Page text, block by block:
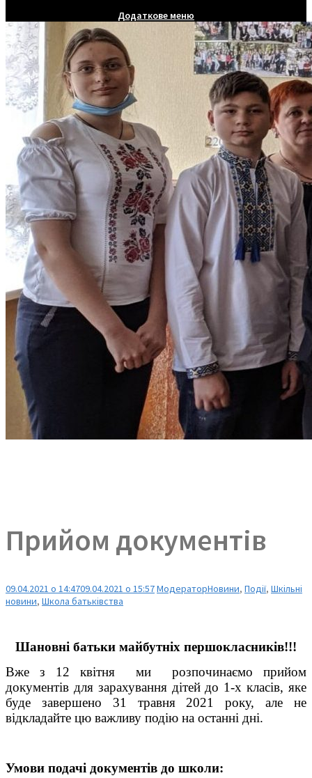
Додаткове меню
Прийом документів
09.04.2021 о 14:4709.04.2021 о 15:57МодераторНовини, Події, Шкільні
новини, Школа батьківства
Шановні батьки майбутніх першокласників!!!
Вже з 12 квітня ми розпочинаємо прийом
документів для зарахування дітей до 1-х класів, яке
буде завершено 31 травня 2021 року, але не
відкладайте цю важливу подію на останні дні.
Умови подачі документів до школи: